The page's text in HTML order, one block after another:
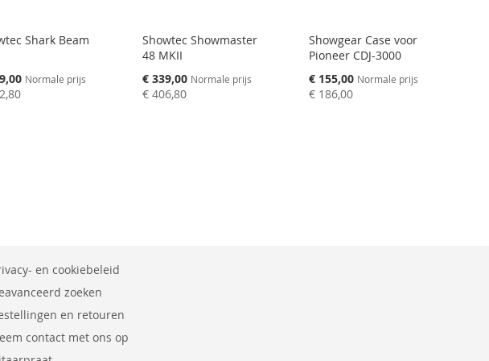
Shark Beam
Normale prijs
Showtec Showmaster
48 MKII
Speciale
prijs
€ 339,00 Normale prijs
€ 406,80
Showgear Case voor
Pioneer CDJ-3000
Speciale
prijs
€ 155,00 Normale prijs
€ 186,00
en cookiebeleid
zoeken
en retouren
contact met ons op